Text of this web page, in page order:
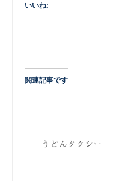
いいね:
関連記事です